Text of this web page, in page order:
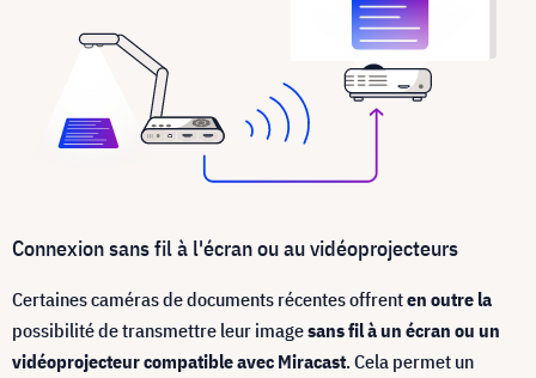
Connexion sans fil à l'écran ou au vidéoprojecteurs
Certaines caméras de documents récentes offrenten outre la
possibilité de transmettre leur imagesans fil à un écran ou un
vidéoprojecteur compatible avec Miracast. Cela permet un